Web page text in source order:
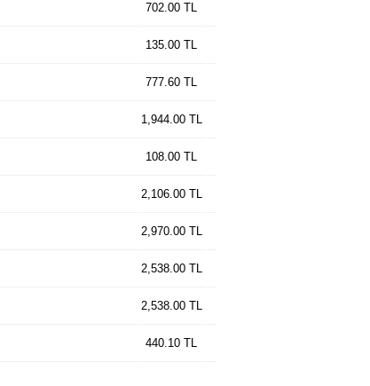
702.00 TL
135.00 TL
777.60 TL
1,944.00 TL
108.00 TL
2,106.00 TL
2,970.00 TL
2,538.00 TL
2,538.00 TL
440.10 TL